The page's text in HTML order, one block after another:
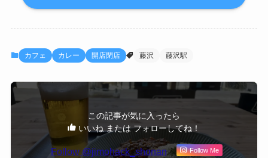
カフェ カレー 開店閉店 藤沢 藤沢駅
この記事が気に入ったら
いいね または フォローしてね！
Follow @jimohack_shonan Follow Me